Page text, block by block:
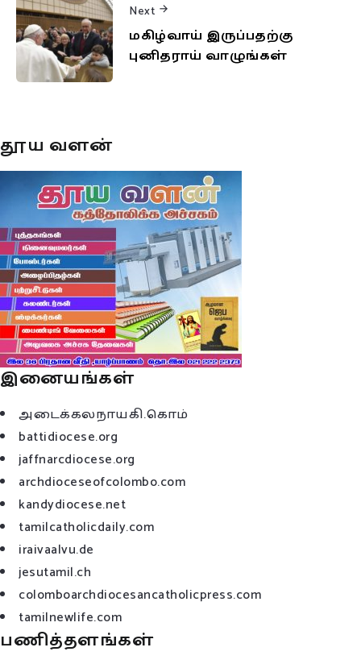
Next
மகிழ்வாய் இருப்பதற்கு
புனிதராய் வாழுங்கள்
தூய வளன்
இனையங்கள்
அடைக்கலநாயகி.கொம்
battidiocese.org
jaffnarcdiocese.org
archdioceseofcolombo.com
kandydiocese.net
tamilcatholicdaily.com
iraivaalvu.de
jesutamil.ch
colomboarchdiocesancatholicpress.com
tamilnewlife.com
பணித்தளங்கள்